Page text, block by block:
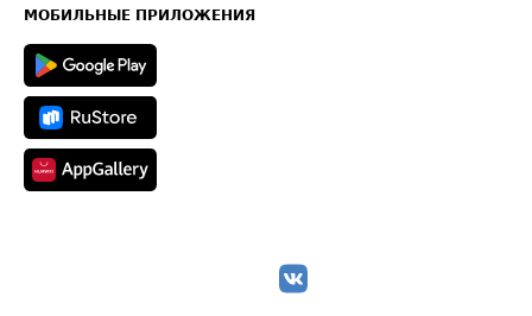
Техническая информация
МОБИЛЬНЫЕ ПРИЛОЖЕНИЯ